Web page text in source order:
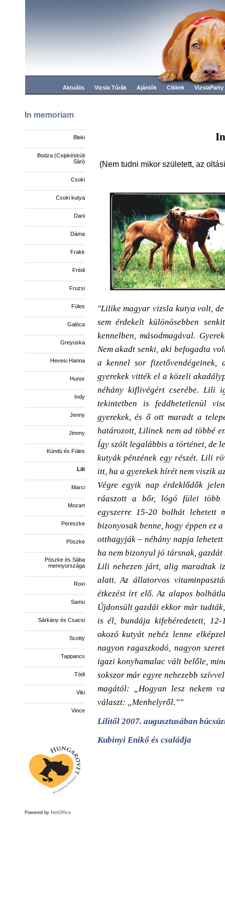
Aktuális Vizsla Túrák Ajánlók Cikkek VizslaParty
In memoriam
Bleki
Bodza (Csipkéskúti
Sári)
Csoki
Csoki kutya
Dani
Dáma
Frakk
Frédi
Fruzsi
Füles
Galóca
Greyuska
Hevesi Hanna
Hunor
Indy
Jenny
Jimmy
Kündü és Füles
Lili
Marci
Mozart
Pereszke
Pöszke
Pöszke és Sába
mennyországa
Roxi
Samu
Sárkány és Csacsi
Scotty
Tappancs
Tódi
Viki
Vince
Powered by NetOffice
(Nem tudni mikor született, az
"Lilike magyar vizsla kutya volt,
sem érdekelt különösebben
kennelben, másodmagával.
Nem akadt senki, aki befogadta
a kennel sor fizetővendégeinek,
gyerekek vitték el a közeli
néhány kiflivégért cserébe. Lili
tekintetben is feddhetetlenül
gyerekek, és ő ott maradt a
határozott, Lilinek nem ad többé
Így szólt legalábbis a történet, de
kutyák pénzének egy részét. Lili
itt, ha a gyerekek hírét nem viszik
Végre egyik nap érdeklődők
ráaszott a bőr, lógó fülei több
egyszerre 15-20 bolhát lehetett
bizonyosak benne, hogy éppen ez
otthagyják – néhány napja
ha nem bizonyul jó társnak,
Lili nehezen járt, alig maradtak
alatt. Az állatorvos
étkezést írt elő. Az alapos
Újdonsült gazdái ekkor már
is él, bundája kifehéredetett,
okozó kutyát nehéz lenne
nagyon ragaszkodó, nagyon
igazi konyhamalac vált belőle,
sokszor már egyre nehezebb
magától: „Hogyan lesz nekem
választ: „Menhelyről.”"
Lilitől 2007. augusztusában
Kubinyi Enikő és családja